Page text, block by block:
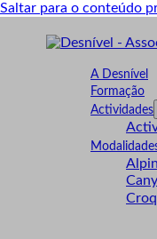
Saltar para o conteúdo
A Desnível
Formação
Actividades